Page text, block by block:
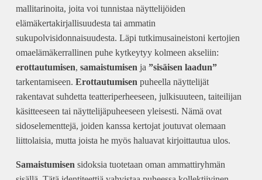
mallitarinoita, joita voi tunnistaa näyttelijöiden
elämäkertakirjallisuudesta tai ammatin
sukupolvisidonnaisuudesta. Läpi tutkimusaineistoni kertojien
omaelämäkerrallinen puhe kytkeytyy kolmeen akseliin:
erottautumisen, samaistumisen ja ”sisäisen laadun”
tarkentamiseen. Erottautumisen puheella näyttelijät
rakentavat suhdetta teatteriperheeseen, julkisuuteen, taiteilijan
käsitteeseen tai näyttelijäpuheeseen yleisesti. Nämä ovat
sidoselementtejä, joiden kanssa kertojat joutuvat olemaan
liittolaisia, mutta joista he myös haluavat kirjoittautua ulos.
Samaistumisen sidoksia tuotetaan oman ammattiryhmän